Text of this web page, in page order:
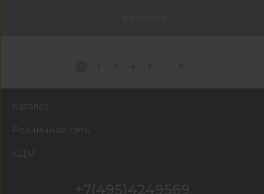
2 4 5 19
Каталог
Розничная сеть
КДМ
+7(495)4249569